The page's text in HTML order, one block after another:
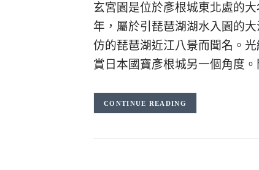
玄宮園是位於彥根城東北處的
年，屬於引琵琶湖湖水入園的
仿的琵琶湖近江八景而聞名。
賞日本國寶彥根城另一個角度
CONTINUE READING